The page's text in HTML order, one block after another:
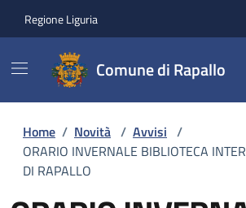
Regione Liguria
Comune di Rapallo
Home / Novità / Avvisi /
ORARIO INVERNALE BIBLIOTECA
DI RAPALLO